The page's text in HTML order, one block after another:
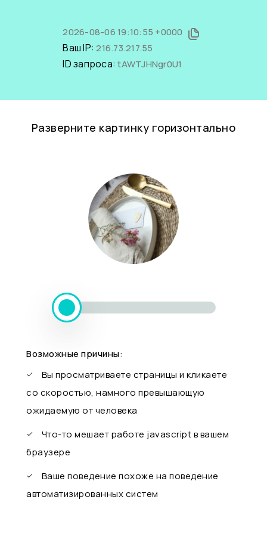
2026-08-06 19:10:55 +0000
Ваш IP:216.73.217.55
ID запроса:tAWTJHNgr0U1
Разверните картинку горизонтально
Возможные причины:
Вы просматриваете страницы и кликаете
со скоростью, намного превышающую
ожидаемую от человека
Что-то мешает работе javascript в вашем
браузере
Ваше поведение похоже на поведение
автоматизированных систем